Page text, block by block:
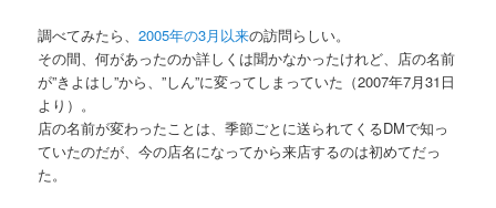
調べてみたら、2005年の3月以来の訪問らしい。
その間、何があったのか詳しくは聞かなかったけれど、店の名前
が”きよはし”から、”しん”に変ってしまっていた（2007年7月31日
より）。
店の名前が変わったことは、季節ごとに送られてくるDMで知っ
ていたのだが、今の店名になってから来店するのは初めてだっ
た。